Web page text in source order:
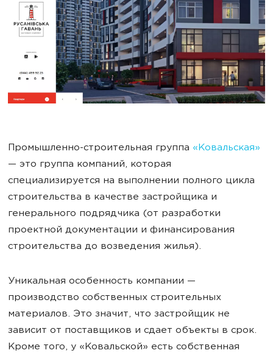
Промышленно-строительная группа «Ковальская»
— это группа компаний, которая
специализируется на выполнении полного цикла
строительства в качестве застройщика и
генерального подрядчика (от разработки
проектной документации и финансирования
строительства до возведения жилья).
Уникальная особенность компании —
производство собственных строительных
материалов. Это значит, что застройщик не
зависит от поставщиков и сдает объекты в срок.
Кроме того, у «Ковальской» есть собственная